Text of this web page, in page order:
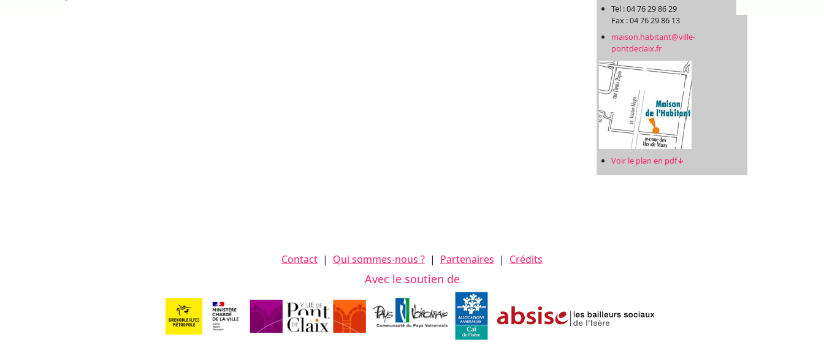
Tel : 04 76 29 86 29
Fax : 04 76 29 86 13
maison.habitant@ville-
pontdeclaix.fr
Voir le plan en pdf↓
Contact | Qui sommes-nous ? | Partenaires | Crédits
Avec le soutien de